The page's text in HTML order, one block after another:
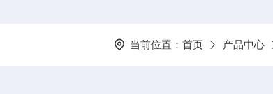
当前位置： 首页 产品中心